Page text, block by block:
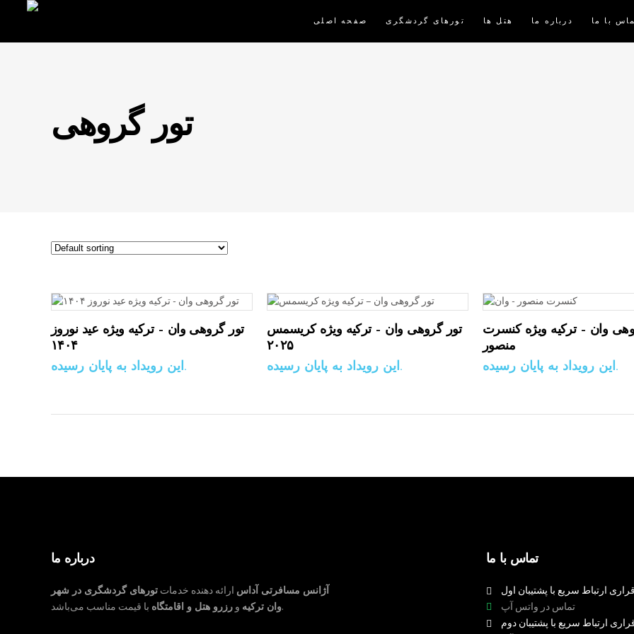
صفحه اصلی تورهای گردشگری هتل ها درباره ما با ما
تور گروهی
تور گروهی وان – ترکیه ویژه عید نوروز
۱۴۰۴
این رویداد به پایان رسیده.
تور گروهی وان – ترکیه ویژه کریسمس
۲۰۲۵
این رویداد به پایان رسیده.
وان – ترکیه ویژه کنسرت
منصور
این رویداد به پایان رسیده.
درباره ما
آژانس مسافرتی آداس ارائه دهنده خدماتتورهای گردشگری در شهر
وان ترکیه ورزرو هتل و اقامتگاه با قیمت مناسب می‌باشد.
تماس با ما
ارتباط سریع با پشتیبان اول
تماس در واتس آپ
ارتباط سریع با پشتیبان دوم